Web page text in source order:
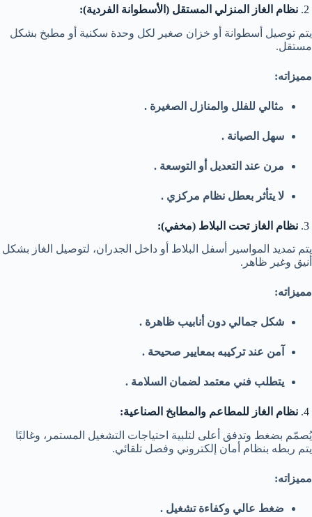
نظام الغاز المنزلي المستقل (الأسطوانة الفردية):
يتم توصيل أسطوانة أو خزان صغير لكل وحدة سكنية أو مطبخ بشكل
مستقل.
مميزاته:
مثالي للفلل والمنازل الصغيرة .
سهل الصيانة .
مرن عند التعديل أو التوسعة .
لا يتأثر بعطل نظام مركزي .
نظام الغاز تحت البلاط (مخفي):
يتم تمديد المواسير أسفل البلاط أو داخل الجدران، لتوصيل الغاز بشكل
أنيق وغير ظاهر.
مميزاته:
شكل جمالي دون أنابيب ظاهرة .
آمن عند تركيبه بمعايير صحيحة .
يتطلب فني معتمد لضمان السلامة .
نظام الغاز للمطاعم والمطابخ الصناعية:
يُصمّم بضغط وتدفق أعلى لتلبية احتياجات التشغيل المستمر، وغالبًا
يتم ربطه بنظام أمان إلكتروني وفصل تلقائي.
مميزاته:
ضغط عالي وكفاءة تشغيل .